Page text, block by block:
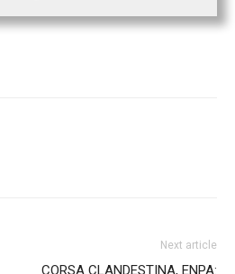
Next article
CORSA CLANDESTINA, ENPA: